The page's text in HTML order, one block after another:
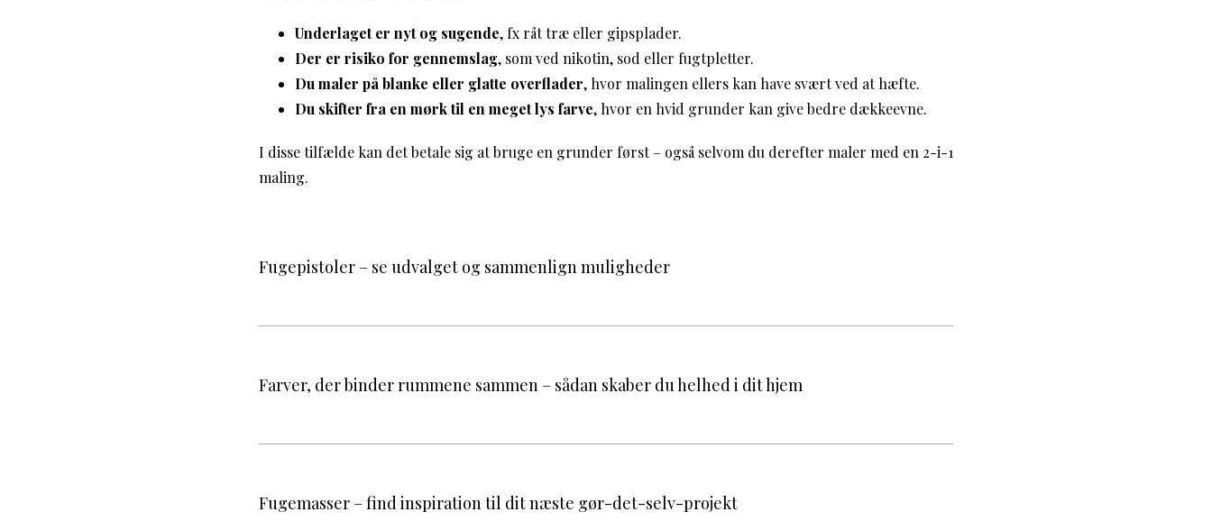
Underlaget er nyt og sugende, fx råt træ eller gipsplader.
Der er risiko for gennemslag, som ved nikotin, sod eller fugtpletter.
Du maler på blanke eller glatte overflader, hvor malingen ellers kan have svært ved at hæfte.
Du skifter fra en mørk til en meget lys farve, hvor en hvid grunder kan give bedre dækkeevne.
I disse tilfælde kan det betale sig at bruge en grunder først – også selvom du derefter maler med en 2-i-1
maling.
Fugepistoler – se udvalget og sammenlign muligheder
Farver, der binder rummene sammen – sådan skaber du helhed i dit hjem
Fugemasser – find inspiration til dit næste gør-det-selv-projekt